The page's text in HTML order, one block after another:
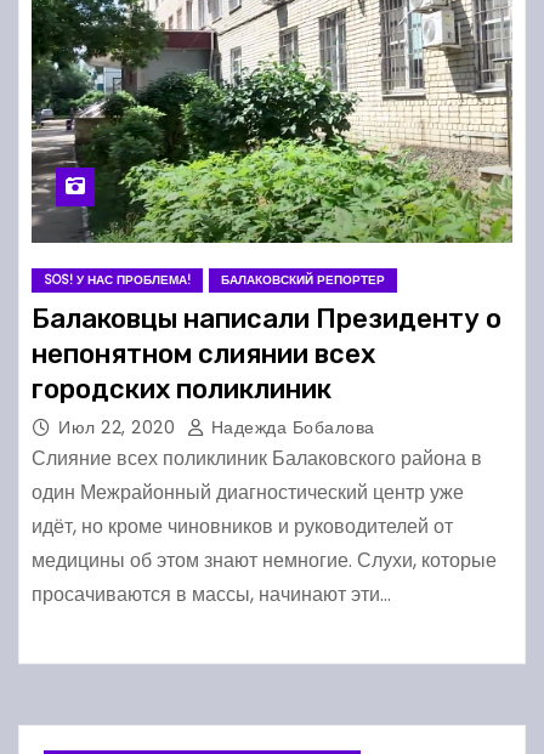
SOS! У НАС ПРОБЛЕМА! БАЛАКОВСКИЙ РЕПОРТЕР
Балаковцы написали Президенту о
непонятном слиянии всех
городских поликлиник
Июл 22, 2020 Надежда Бобалова
Слияние всех поликлиник Балаковского района в
один Межрайонный диагностический центр уже
идёт, но кроме чиновников и руководителей от
медицины об этом знают немногие. Слухи, которые
просачиваются в массы, начинают эти…